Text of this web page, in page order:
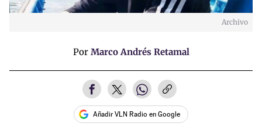
Archivo
Por Marco Andrés Retamal
Añadir VLN Radio en Google